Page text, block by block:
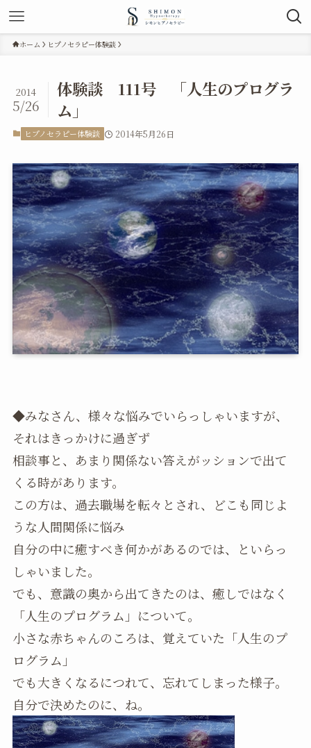
ホーム ヒプノセラピー体験談
体験談 111号 「人生のプログラ
ム」
2014
5/26
ヒプノセラピー体験談 2014年5月26日
◆みなさん、様々な悩みでいらっしゃいますが、
それはきっかけに過ぎず
相談事と、あまり関係ない答えがッションで出て
くる時があります。
この方は、過去職場を転々とされ、どこも同じよ
うな人間関係に悩み
自分の中に癒すべき何かがあるのでは、といらっ
しゃいました。
でも、意識の奥から出てきたのは、癒しではなく
「人生のプログラム」について。
小さな赤ちゃんのころは、覚えていた「人生のプ
ログラム」
でも大きくなるにつれて、忘れてしまった様子。
自分で決めたのに、ね。